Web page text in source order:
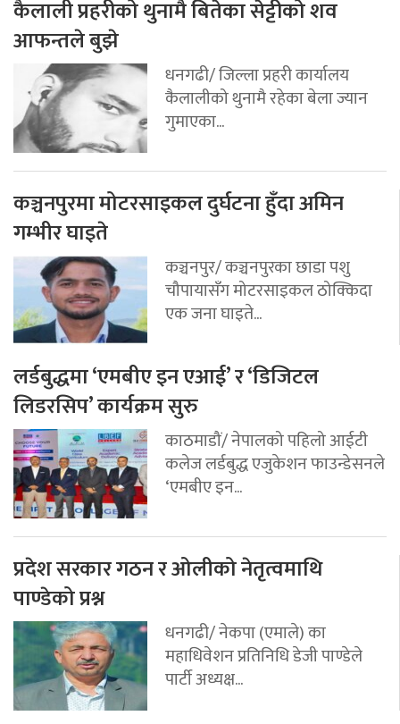
कैलाली प्रहरीको थुनामै बितेका सेट्टीको शव
आफन्तले बुझे
धनगढी/ जिल्ला प्रहरी कार्यालय
कैलालीको थुनामै रहेका बेला ज्यान
गुमाएका...
कञ्चनपुरमा मोटरसाइकल दुर्घटना हुँदा अमिन
गम्भीर घाइते
कञ्चनपुर/ कञ्चनपुरका छाडा पशु
चौपायासँग मोटरसाइकल ठोक्किदा
एक जना घाइते...
लर्डबुद्धमा ‘एमबीए इन एआई’ र ‘डिजिटल
लिडरसिप’ कार्यक्रम सुरु
काठमाडौं/ नेपालको पहिलो आईटी
कलेज लर्डबुद्ध एजुकेशन फाउन्डेसनले
‘एमबीए इन...
प्रदेश सरकार गठन र ओलीको नेतृत्वमाथि
पाण्डेको प्रश्न
धनगढी/ नेकपा (एमाले) का
महाधिवेशन प्रतिनिधि डेजी पाण्डेले
पार्टी अध्यक्ष...